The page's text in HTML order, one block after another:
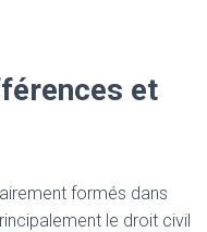
et
formés dans
le droit civil